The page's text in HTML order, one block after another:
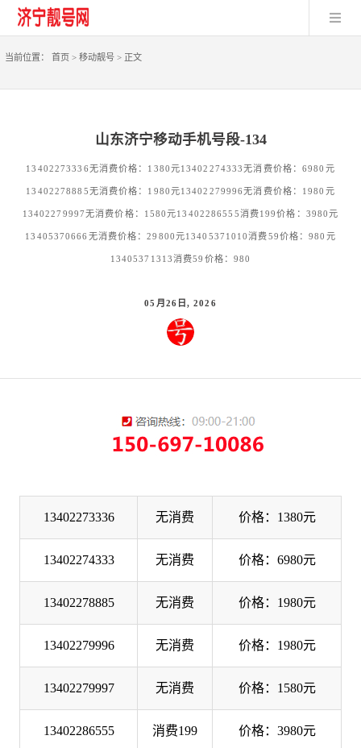
当前位置： 首页> 移动靓号 >正文
山东济宁移动手机号段-134
13402273336无消费价格：1380元13402274333无消费价格：6980元
13402278885无消费价格：1980元13402279996无消费价格：1980元
13402279997无消费价格：1580元13402286555消费199价格：3980元
13405370666无消费价格：29800元13405371010消费59价格：980元
13405371313消费59价格：980
05月26日, 2026
13402273336 无消费 价格：1380元
13402274333 无消费 价格：6980元
13402278885 无消费 价格：1980元
13402279996 无消费 价格：1980元
13402279997 无消费 价格：1580元
13402286555 消费199 价格：3980元